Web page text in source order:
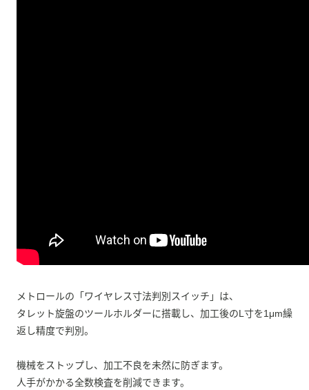
メトロールの「ワイヤレス寸法判別スイッチ」は、
タレット旋盤のツールホルダーに搭載し、加工後のL寸を1μm繰
返し精度で判別。
機械をストップし、加工不良を未然に防ぎます。
人手がかかる全数検査を削減できます。